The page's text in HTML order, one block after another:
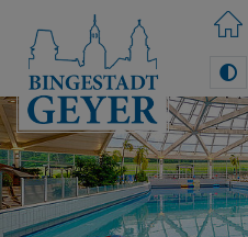
You can use the keyboard